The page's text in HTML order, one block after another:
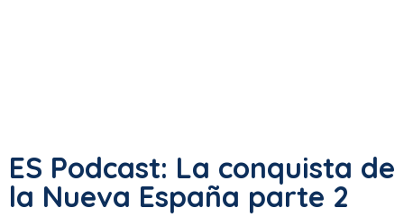
ES Podcast: La conquista de
la Nueva España parte 2